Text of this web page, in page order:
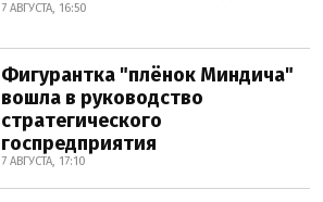
7 АВГУСТА, 16:50
Фигурантка "плёнок Миндича"
вошла в руководство
стратегического
госпредприятия
7 АВГУСТА, 17:10